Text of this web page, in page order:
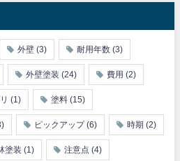
外壁 (3) 耐用年数 (3)
外壁塗装 (24) 費用 (2)
(1) 塗料 (15)
ピックアップ (6) 時期 (2)
塗装 (1) 注意点 (4)